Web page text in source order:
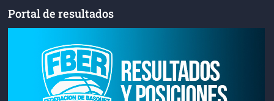
Portal de resultados